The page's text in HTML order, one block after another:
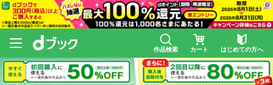
作品検索 カート はじめての方へ